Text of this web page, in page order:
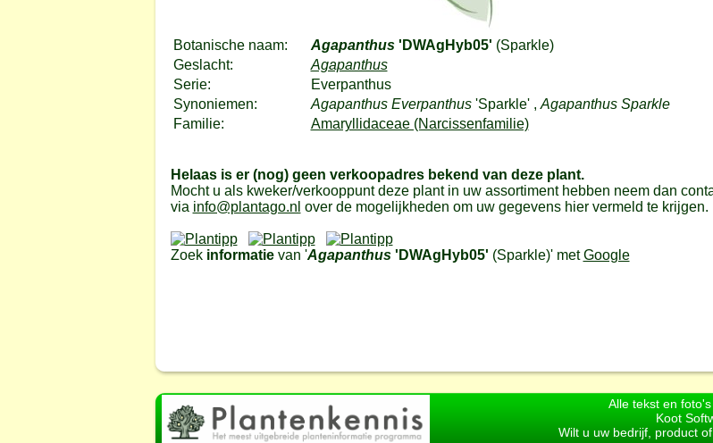
Botanische naam: Agapanthus'DWAgHyb05' (Sparkle)
Geslacht:
Agapanthus
Serie:
Everpanthus
Synoniemen:
Agapanthus Everpanthus 'Sparkle' , Agapanthus Sparkle
Familie:
Amaryllidaceae (Narcissenfamilie)
Helaas is er (nog) geen verkoopadres bekend van deze plant.
Mocht u als kweker/verkooppunt deze plant in uw assortiment hebben neem dan
via info@plantago.nl over de mogelijkheden om uw gegevens hier vermeld te krijgen.
Zoek informatievan 'Agapanthus'DWAgHyb05' (Sparkle)' metGoogle
Alle tekst en
Koot
Wilt u uw bedrijf, product